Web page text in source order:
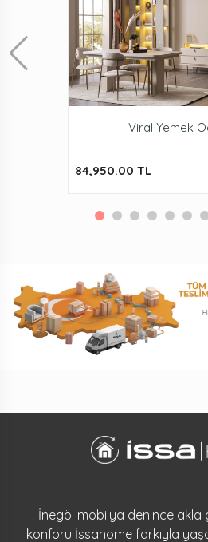
Viral Yemek
84,950.00 TL
İnegöl mobilya denince akla
konforu İssahome farkıyla